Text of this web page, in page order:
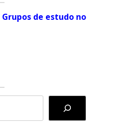
Grupos de estudo no